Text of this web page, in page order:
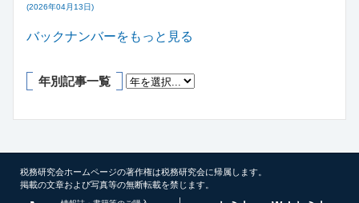
(2026年04月13日)
バックナンバーをもっと見る
年別記事一覧
税務研究会ホームページの著作権は税務研究会に帰属します。
掲載の文章および写真等の無断転載を禁じます。